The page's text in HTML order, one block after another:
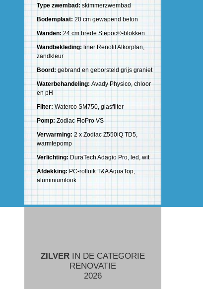
Type zwembad:skimmerzwembad
Bodemplaat: 20 cm gewapend beton
Wanden: 24 cm brede Stepoc®-blokken
Wandbekleding: liner Renolit Alkorplan,
zandkleur
Boord: gebrand en geborsteld grijs graniet
Waterbehandeling:Avady Physico, chloor
en pH
Filter: Waterco SM750, glasfilter
Pomp: Zodiac FloPro VS
Verwarming:2 x Zodiac Z550iQ TD5,
warmtepomp
Verlichting: DuraTech Adagio Pro, led, wit
Afdekking:PC-rolluik T&A AquaTop,
aluminiumlook
ZILVER IN DE CATEGORIE
RENOVATIE
2026